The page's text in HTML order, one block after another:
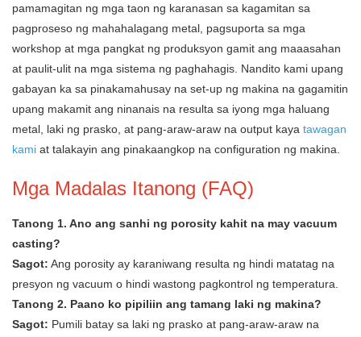
pamamagitan ng mga taon ng karanasan sa kagamitan sa
pagproseso ng mahahalagang metal, pagsuporta sa mga
workshop at mga pangkat ng produksyon gamit ang maaasahan
at paulit-ulit na mga sistema ng paghahagis. Nandito kami upang
gabayan ka sa pinakamahusay na set-up ng makina na gagamitin
upang makamit ang ninanais na resulta sa iyong mga haluang
metal, laki ng prasko, at pang-araw-araw na output kaya tawagan
kami at talakayin ang pinakaangkop na configuration ng makina.
Mga Madalas Itanong (FAQ)
Tanong 1. Ano ang sanhi ng porosity kahit na may vacuum
casting?
Sagot: Ang porosity ay karaniwang resulta ng hindi matatag na
presyon ng vacuum o hindi wastong pagkontrol ng temperatura.
Tanong 2. Paano ko pipiliin ang tamang laki ng makina?
Sagot: Pumili batay sa laki ng prasko at pang-araw-araw na